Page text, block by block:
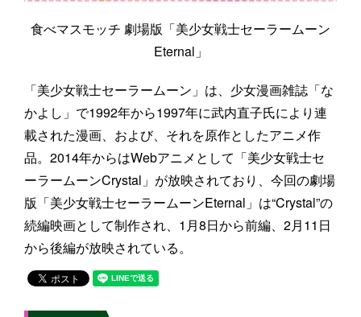
食べマスモッチ 劇場版「美少女戦士セーラームーン
Eternal」
「美少女戦士セーラームーン」は、少女漫画雑誌「な
かよし」で1992年から1997年に武内直子氏により連
載された漫画、および、それを原作としたアニメ作
品。2014年からはWebアニメとして「美少女戦士セ
ーラームーンCrystal」が放映されており、今回の劇場
版「美少女戦士セーラームーンEternal」は“Crystal”の
続編映画として制作され、1月8日から前編、2月11日
から後編が放映されている。